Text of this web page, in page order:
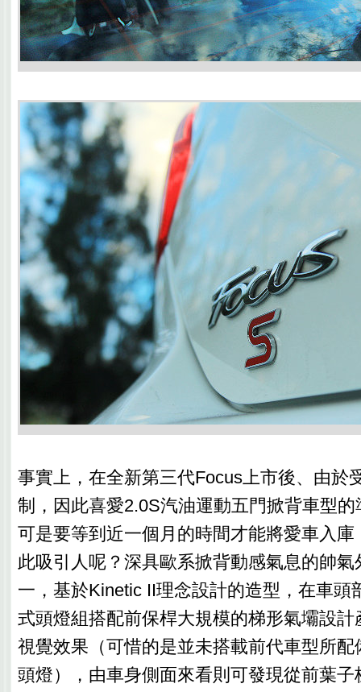
事實上，在全新第三代Focus上市後、由於
制，因此喜愛2.0S汽油運動五門掀背車型
可是要等到近一個月的時間才能將愛車入
此吸引人呢？深具歐系掀背動感氣息的帥
一，基於Kinetic II理念設計的造型，在車頭
式頭燈組搭配前保桿大規模的梯形氣壩設
視覺效果（可惜的是並未搭載前代車型所
頭燈），由車身側面來看則可發現從前葉